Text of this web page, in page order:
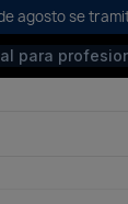
agosto se
para